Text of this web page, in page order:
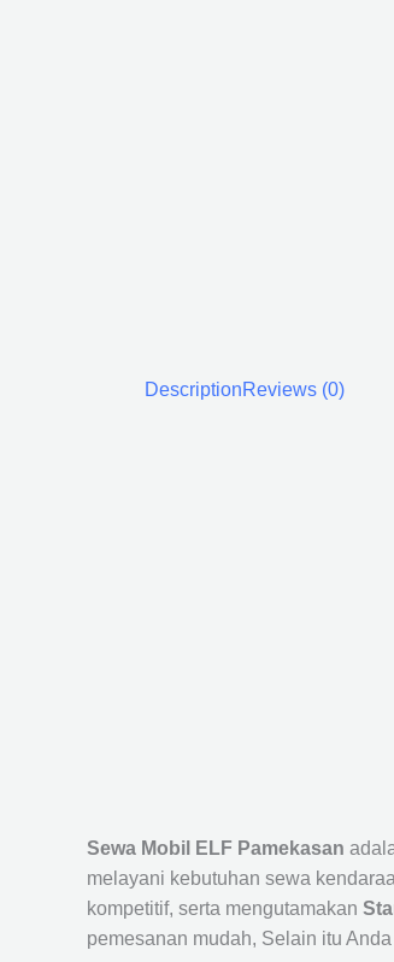
DescriptionReviews (0)
Sewa Mobil ELF Pamekasan
melayani kebutuhan sewa
kompetitif, serta mengutamakan
pemesanan mudah, Selain itu